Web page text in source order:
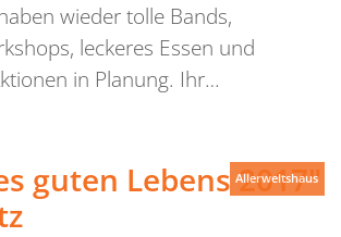
wieder tolle Bands,
leckeres Essen und
in Planung. Ihr…
guten Lebens 2017"
Allerweltshaus